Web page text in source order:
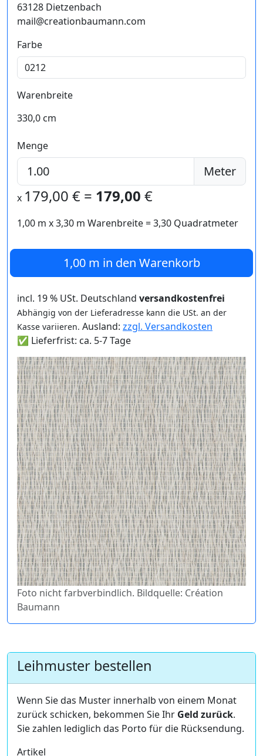
63128 Dietzenbach
mail@creationbaumann.com
Farbe
Warenbreite
330,0 cm
Menge
Meter
x 179,00 € = 179,00 €
1,00 m x3,30 m Warenbreite =3,30 Quadratmeter
1,00 m in den Warenkorb
incl. 19 % USt. Deutschland versandkostenfrei
Abhängig von der Lieferadresse kann die USt. an der
Kasse variieren. Ausland: zzgl. Versandkosten
✅ Lieferfrist: ca. 5-7 Tage
Foto nicht farbverbindlich. Bildquelle: Création
Baumann
Leihmuster bestellen
Wenn Sie das Muster innerhalb von einem Monat
zurück schicken, bekommen Sie Ihr Geld zurück.
Sie zahlen lediglich das Porto für die Rücksendung.
Artikel